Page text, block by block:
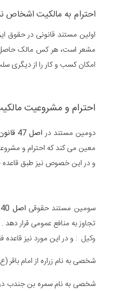
احترام به مالکیت
اولین مستند قانونی در حقوق
مشعر است، هر کس مالک
امکان کسب و کار را از دیگری
احترام و مشروعیت
دومین مستند در اصل 47 قانون اساسی
معین می کند که احترام و
و در این خصوص نیز طبق قاعده
سومین مستند حقوقی اصل 40 قانون اساسی
تجاوز به منافع عمومی قرار دهد .
وکیل : و در این مورد نیز
شخصی به نام زراره از امام باقر
شخصی به نام سمره بن جندب در